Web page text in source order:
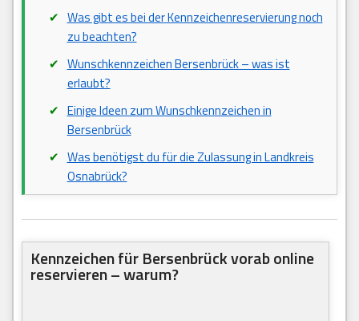
Was gibt es bei der Kennzeichenreservierung noch
zu beachten?
Wunschkennzeichen Bersenbrück – was ist
erlaubt?
Einige Ideen zum Wunschkennzeichen in
Bersenbrück
Was benötigst du für die Zulassung in Landkreis
Osnabrück?
Kennzeichen für Bersenbrück vorab online
reservieren – warum?